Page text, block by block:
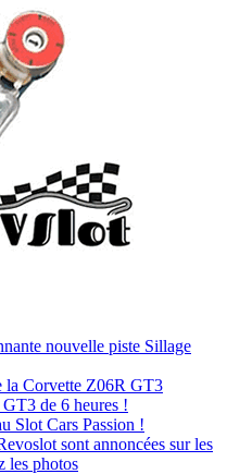
nouvelle piste Sillage
la Corvette Z06R GT3
de 6 heures !
Slot Cars Passion !
sont annoncées sur les
les photos